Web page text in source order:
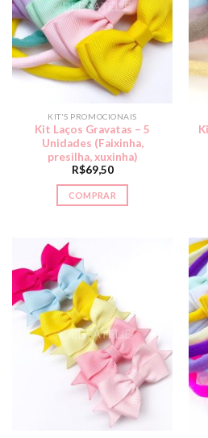
KIT'S PROMOCIONAIS
Kit Laços Gravatas – 5
Unidades (Faixinha,
presilha, xuxinha)
R$69,50
COMPRAR